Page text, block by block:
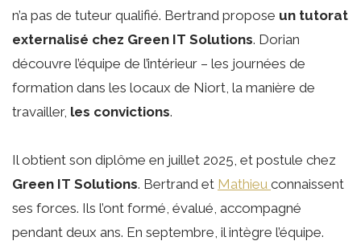
n’a pas de tuteur qualifié. Bertrand propose un tutorat
externalisé chez Green IT Solutions. Dorian
découvre l’équipe de l’intérieur – les journées de
formation dans les locaux de Niort, la manière de
travailler, les convictions.
Il obtient son diplôme en juillet 2025, et postule chez
Green IT Solutions. Bertrand et Mathieu connaissent
ses forces. Ils l’ont formé, évalué, accompagné
pendant deux ans. En septembre, il intègre l’équipe.